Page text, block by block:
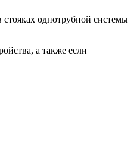
однотрубной системы
а также если